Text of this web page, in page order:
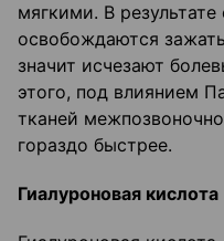
мягкими. В результате
освобождаются
значит исчезают
этого, под влиянием
тканей
гораздо быстрее.
Гиалуроновая кислота